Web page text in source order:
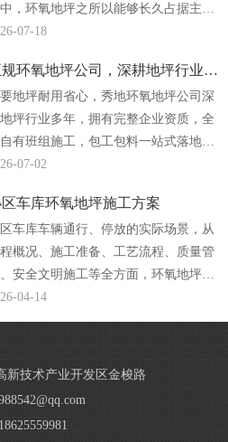
，环氧地坪之所以能够长久占据主流
，核心原因便是它同时兼顾强悍耐磨
07-18
正规环氧地坪公司，深耕地坪行业多年
地坪耐用省心，秀地环氧地坪公司深
坪行业多年，拥有完整企业资质，全
有班组施工，包工包料一站式落地，
、车间、地下车库地坪工程均可放心
07-02
车库环氧地坪施工方案
车库车辆通行、停放的实际场景，从
概况、施工准备、工艺流程、质量管
安全文明施工等全方面，环氧地坪公
辑完整规范了小区车库环氧地坪施工
，贴合现场施工落地需求。...
04-14
新技术产业开发区金梭路
18625559981